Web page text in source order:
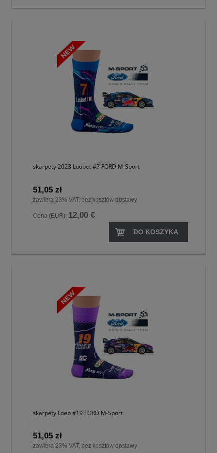
skarpety 2023 Loubet #7 FORD M-Sport
51,05 zł
zawiera 23% VAT, bez kosztów dostawy
Cena (EUR): 12,00 €
DO KOSZYKA
skarpety Loeb #19 FORD M-Sport
51,05 zł
zawiera 23% VAT, bez kosztów dostawy